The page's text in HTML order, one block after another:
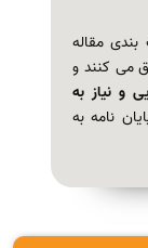
مقاله
می کنند و
و نیاز به
نامه به